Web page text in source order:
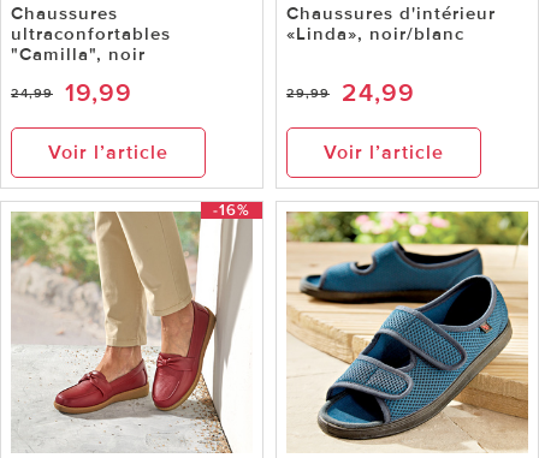
Chaussures
ultraconfortables
"Camilla", noir
24,99 19,99
Voir l’article
Chaussures d'intérieur
«Linda», noir/blanc
29,99 24,99
Voir l’article
-16%